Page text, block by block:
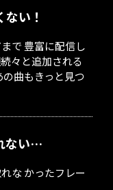
い！
で 豊富に配信し
々と追加される
曲もきっと見つ
ない…
な かったフレー